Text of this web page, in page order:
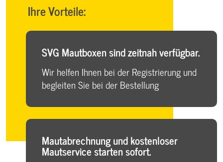
Ihre Vorteile:
SVG Mautboxen sind zeitnah verfügbar.
Wir helfen Ihnen bei der Registrierung und
begleiten Sie bei der Bestellung
Mautabrechnung und kostenloser
Mautservice starten sofort.